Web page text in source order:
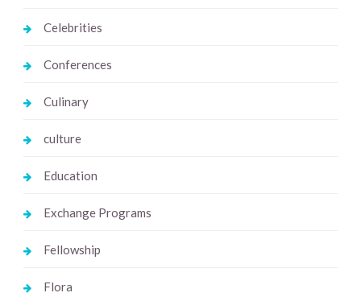
Celebrities
Conferences
Culinary
culture
Education
Exchange Programs
Fellowship
Flora